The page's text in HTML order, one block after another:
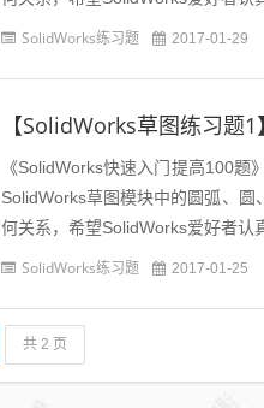
SolidWorks练习题 2017-01-29
【SolidWorks草图练习题
《SolidWorks快速入门提高100
SolidWorks草图模块中的圆弧、
何关系，希望SolidWorks爱好者认
SolidWorks练习题 2017-01-25
共 2 页